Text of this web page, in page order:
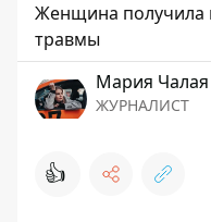
Женщина получила
травмы
Мария Чалая
ЖУРНАЛИСТ
👍